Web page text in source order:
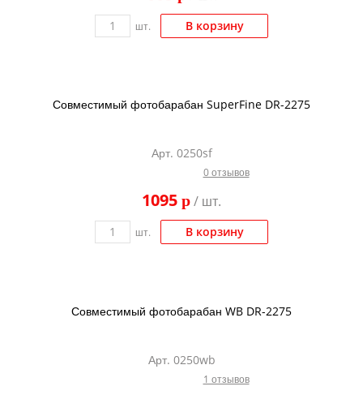
шт. В корзину
Совместимый фотобарабан SuperFine DR-2275
Арт. 0250sf
0 отзывов
1095 p/ шт.
шт. В корзину
Совместимый фотобарабан WB DR-2275
Арт. 0250wb
1 отзывов